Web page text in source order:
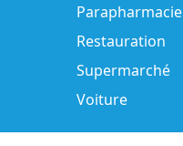
Parapharmacie
Restauration
Supermarché
Voiture